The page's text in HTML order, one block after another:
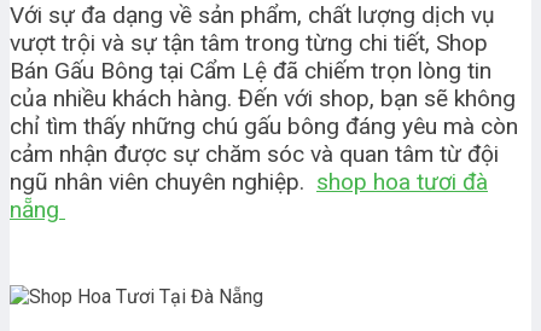
Với sự đa dạng về sản phẩm, chất lượng dịch vụ
vượt trội và sự tận tâm trong từng chi tiết, Shop
Bán Gấu Bông tại Cẩm Lệ đã chiếm trọn lòng tin
của nhiều khách hàng. Đến với shop, bạn sẽ không
chỉ tìm thấy những chú gấu bông đáng yêu mà còn
cảm nhận được sự chăm sóc và quan tâm từ đội
ngũ nhân viên chuyên nghiệp. shop hoa tươi đà
nẵng